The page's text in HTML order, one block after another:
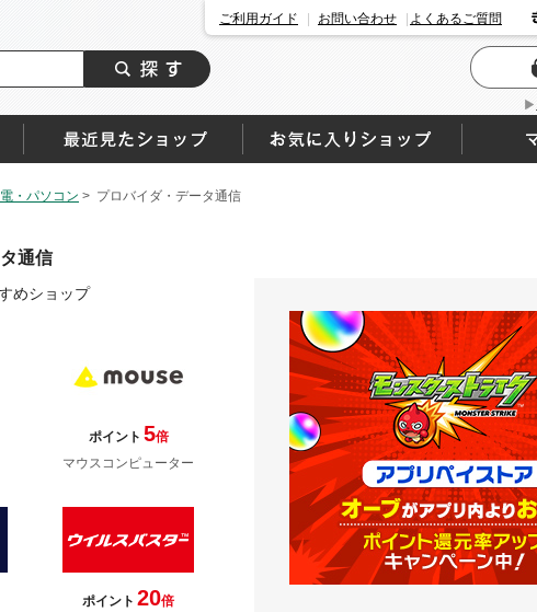
ご利用ガイド お問い合わせ よくあるご質問
・パソコン > プロバイダ・データ通信
通信
めショップ
ポイント 5倍
マウスコンピューター
ポイント 20倍